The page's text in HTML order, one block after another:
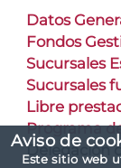
Aviso de
Este sitio web
Datos
Fondos
Sucursales
Sucursales
Libre
Programa
Delegación